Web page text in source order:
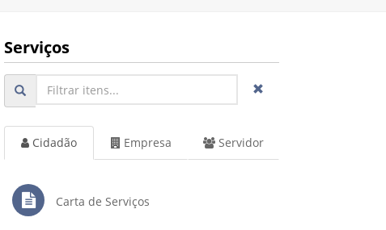
Serviços
Cidadão Empresa Servidor
Carta de Serviços